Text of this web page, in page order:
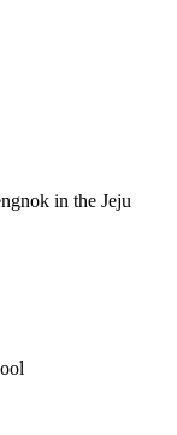
in the Jeju